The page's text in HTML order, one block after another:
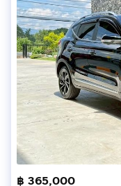
฿ 365,000